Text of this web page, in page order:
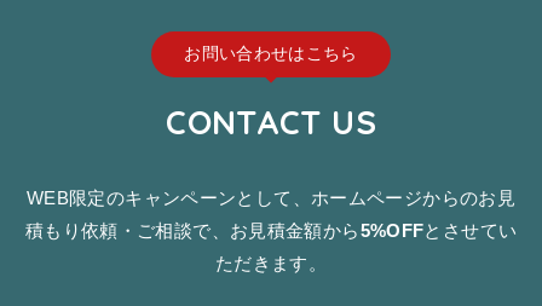
お問い合わせはこちら
CONTACT US
WEB限定のキャンペーンとして、ホームページからのお見
積もり依頼・ご相談で、お見積金額から5%OFFとさせてい
ただきます。